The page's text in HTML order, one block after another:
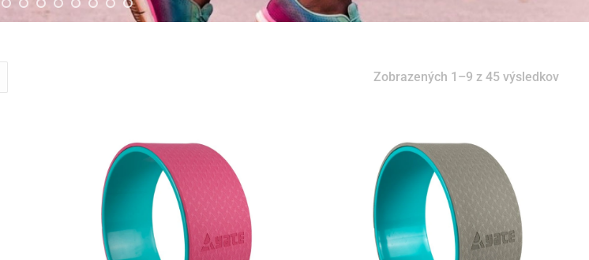
Zobrazených 1–9 z 45 výsledkov